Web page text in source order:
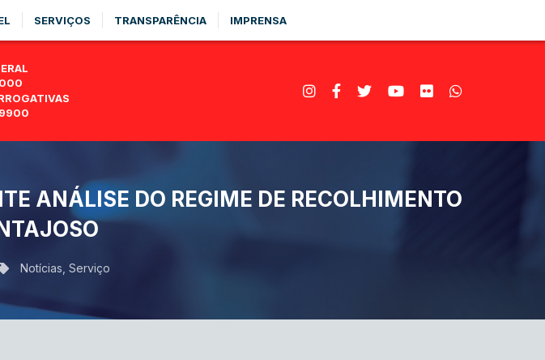
SERVIÇOS TRANSPARÊNCIA IMPRENSA
ANÁLISE DO REGIME DE RECOLHIMENTO
Notícias Serviço